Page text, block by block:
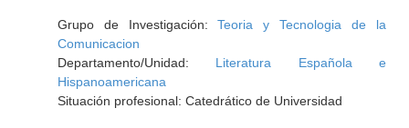
Grupo de Investigación:Teoria y Tecnologia de la
Comunicacion
Departamento/Unidad: Literatura Española e
Hispanoamericana
Situación profesional: Catedrático de Universidad